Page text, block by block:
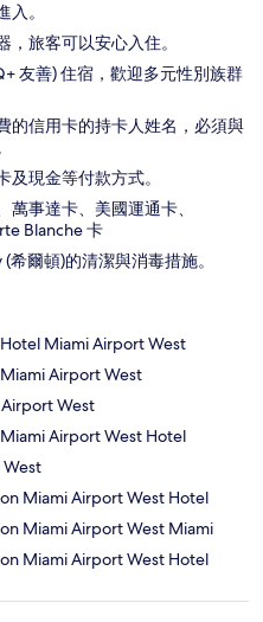
。
旅客可以安心入住。
友善) 住宿，歡迎多元性別族群
的信用卡的持卡人姓名，必須與
現金等付款方式。
萬事達卡、美國運通卡、
Blanche 卡
爾頓)的清潔與消毒措施。
Miami Airport West
Airport West
West
Airport West Hotel
Miami Airport West Hotel
Miami Airport West Miami
Miami Airport West Hotel